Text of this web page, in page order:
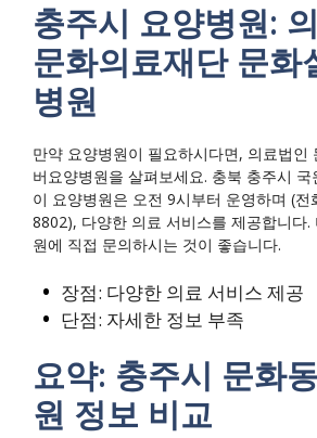
충주시 요양병원:
문화의료재단 문화
병원
만약 요양병원이 필요하시다면, 의료법인
버요양병원을 살펴보세요. 충북 충주시
이 요양병원은 오전 9시부터 운영하며 (전
8802), 다양한 의료 서비스를 제공합니다.
원에 직접 문의하시는 것이 좋습니다.
장점: 다양한 의료 서비스 제공
단점: 자세한 정보 부족
요약: 충주시 문화
원 정보 비교